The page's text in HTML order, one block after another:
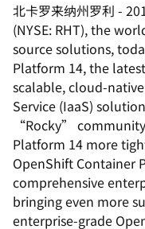
北卡罗来纳州罗利 -
(NYSE: RHT), the
source solutions,
Platform 14, the
scalable, cloud-
Service (IaaS)
“Rocky”
Platform 14 more
OpenShift Container
comprehensive
bringing even more
enterprise-grade